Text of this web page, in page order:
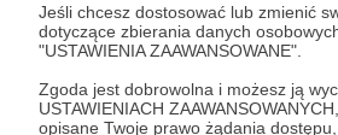
Jeśli chcesz dostosować lub zmienić
dotyczące zbierania danych
"USTAWIENIA ZAAWANSOWANE".
Zgoda jest dobrowolna i możesz ją
USTAWIENIACH
opisane Twoje prawo żądania dostępu,
* Zapoznałem się i akceptuję
Prywatności.
* Wyrażam zgodę na przetwarzanie